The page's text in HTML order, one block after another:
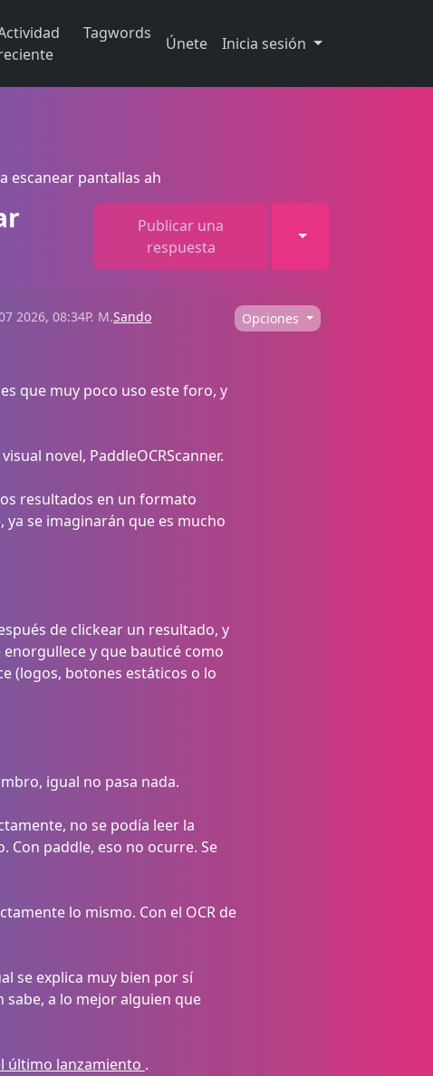
Tagwords
Únete Inicia sesión
escanear pantallas ah
Publicar una
respuesta
Toggle Dropdown
2026, 08:34P. M.Sando Opciones
que muy poco uso este foro, y
novel, PaddleOCRScanner.
resultados en un formato
ya se imaginarán que es mucho
de clickear un resultado, y
y que bauticé como
(logos, botones estáticos o lo
igual no pasa nada.
no se podía leer la
Con paddle, eso no ocurre. Se
lo mismo. Con el OCR de
se explica muy bien por sí
sabe, a lo mejor alguien que
último lanzamiento .